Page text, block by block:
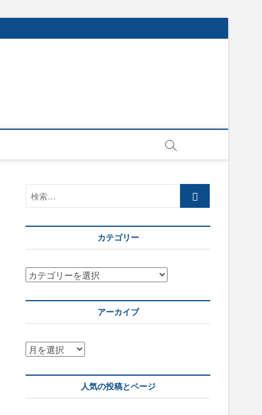
索…
カテゴリー
カ
テ
ゴ
ー
アーカイブ
ア
ー
カ
ブ
人気の投稿とページ